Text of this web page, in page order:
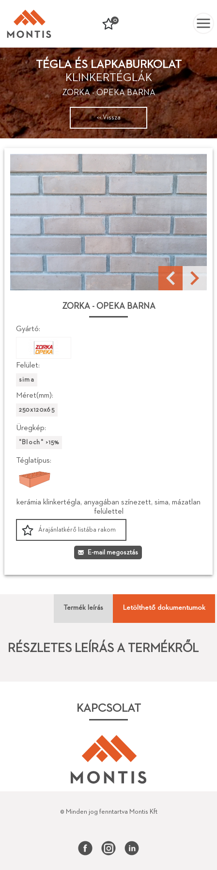
0
TÉGLA ÉS LAPKABURKOLAT
KLINKERTÉGLÁK
ZORKA - OPEKA BARNA
<< Vissza
ZORKA - OPEKA BARNA
Gyártó:
Felület:
sima
Méret(mm):
250x120x65
Üregkép:
"Bloch" >15%
Téglatípus:
kerámia klinkertégla, anyagában színezett, sima, mázatlan
felülettel
Árajánlatkérő listába rakom
E-mail megosztás
Termék leírás Letölthető dokumentumok
RÉSZLETES LEÍRÁS A TERMÉKRŐL
KAPCSOLAT
© Minden jog fenntartva Montis Kft